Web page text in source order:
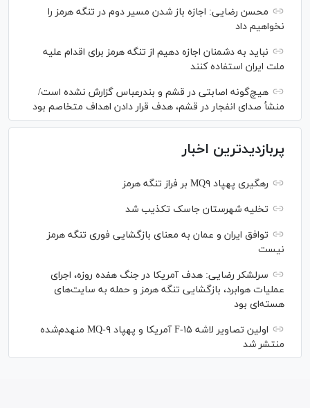
محسن رضایی: اجازه باز شدن مسیر دوم در تنگه هرمز را
نخواهیم داد
نباید به دشمنان اجازه دهیم از تنگه هرمز برای اقدام علیه
ملت ایران استفاده کنند
هیچ‌گونه اصابتی در قشم و بندرعباس گزارش نشده است/
منشأ صدای انفجار در قشم، هدف قرار دادن اهداف متخاصم بود
پربازدیدترین اخبار
رهگیری پهپاد MQ۹ بر فراز تنگه هرمز
تخلیه شهرستان جاسک تکذیب شد
توافق ایران و عمان به معنای بازگشایی فوری تنگه هرمز
نیست
سرلشکر رضایی: هدف آمریکا در جنگ هفده روزه، اجرای
عملیات هوابرد، بازگشایی تنگه هرمز و حمله به سایت‌های
هسته‌ای بود
اولین تصاویر لاشه F-۱۵ آمریکا و پهپاد MQ-۹ منهدم‌شده
منتشر شد